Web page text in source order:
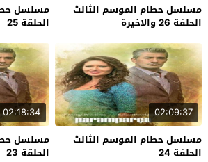
مسلسل حطام الموسم الثالث
الحلقة 26 والاخيرة
مسلسل
الحلقة 25
02:09:37
مسلسل حطام الموسم الثالث
الحلقة 24
02:18:34
مسلسل
الحلقة 23